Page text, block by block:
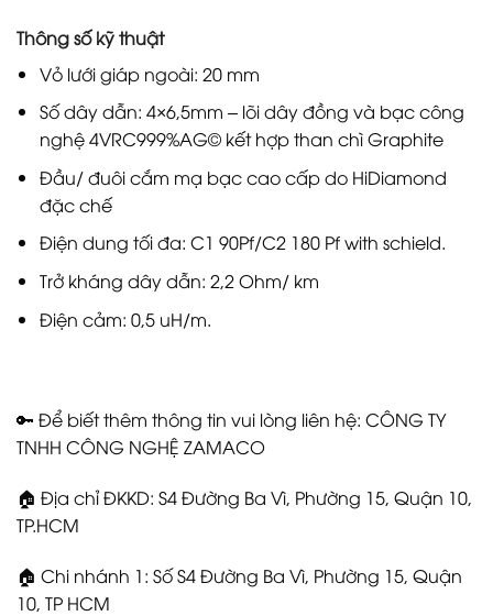
Thông số kỹ thuật
Vỏ lưới giáp ngoài: 20 mm
Số dây dẫn: 4×6,5mm – lõi dây đồng và bạc công
nghệ 4VRC999%AG© kết hợp than chì Graphite
Đầu/ đuôi cắm mạ bạc cao cấp do HiDiamond
đặc chế
Điện dung tối đa: C1 90Pf/C2 180 Pf with schield.
Trở kháng dây dẫn: 2,2 Ohm/ km
Điện cảm: 0,5 uH/m.
🔑 Để biết thêm thông tin vui lòng liên hệ: CÔNG TY
TNHH CÔNG NGHỆ ZAMACO
🏠 Địa chỉ ĐKKD: S4 Đường Ba Vì, Phường 15, Quận 10,
TP.HCM
🏠 Chi nhánh 1: Số S4 Đường Ba Vì, Phường 15, Quận
10, TP HCM